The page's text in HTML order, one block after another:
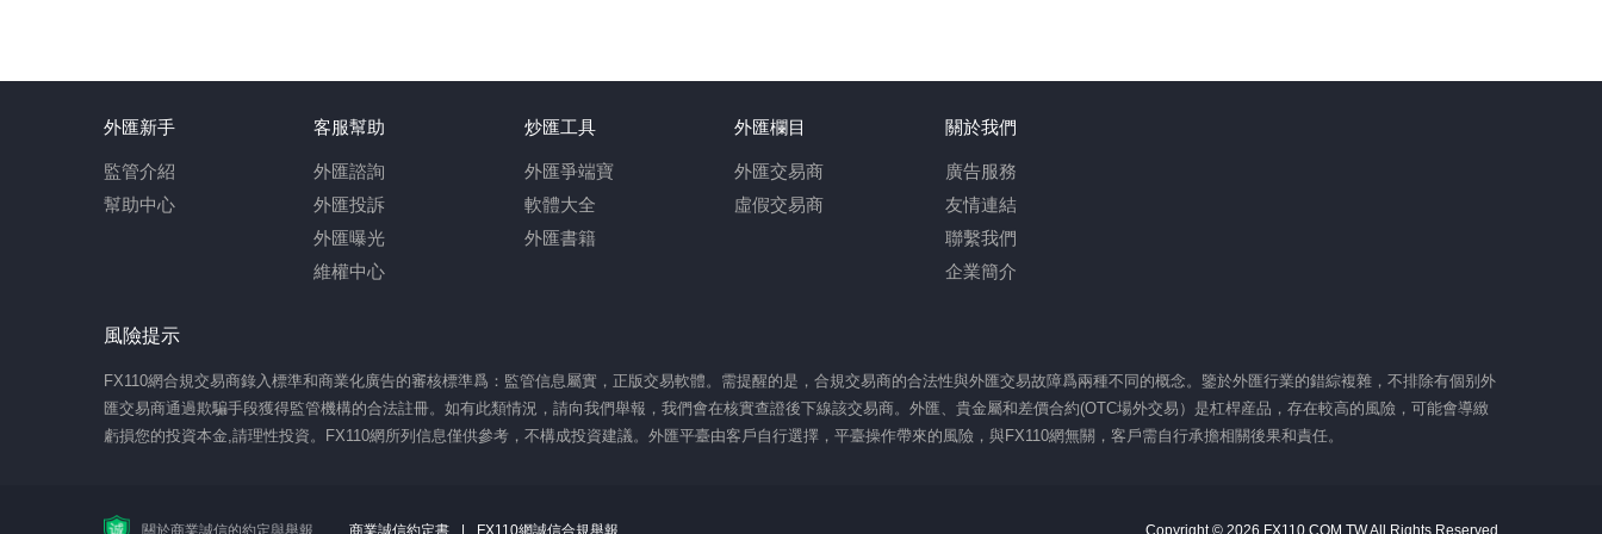
外匯新手
監管介紹
幫助中心
客服幫助
外匯諮詢
外匯投訴
外匯曝光
維權中心
炒匯工具
外匯爭端寶
軟體大全
外匯書籍
外匯欄目
外匯交易商
虛假交易商
關於我們
廣告服務
友情連結
聯繫我們
企業簡介
風險提示
FX110網合規交易商錄入標準和商業化廣告的審核標準爲：監管信息屬實，正版交易軟體。需提醒的是，合規交易商的合法性與外匯交易故障爲兩種不同的概念。鑒於外匯行業的錯綜複雜，不排除有個别外
匯交易商通過欺騙手段獲得監管機構的合法註冊。如有此類情況，請向我們舉報，我們會在核實查證後下線該交易商。外匯、貴金屬和差價合約(OTC場外交易）是杠桿産品，存在較高的風險，可能會導緻
虧損您的投資本金,請理性投資。FX110網所列信息僅供參考，不構成投資建議。外匯平臺由客戶自行選擇，平臺操作帶來的風險，與FX110網無關，客戶需自行承擔相關後果和責任。